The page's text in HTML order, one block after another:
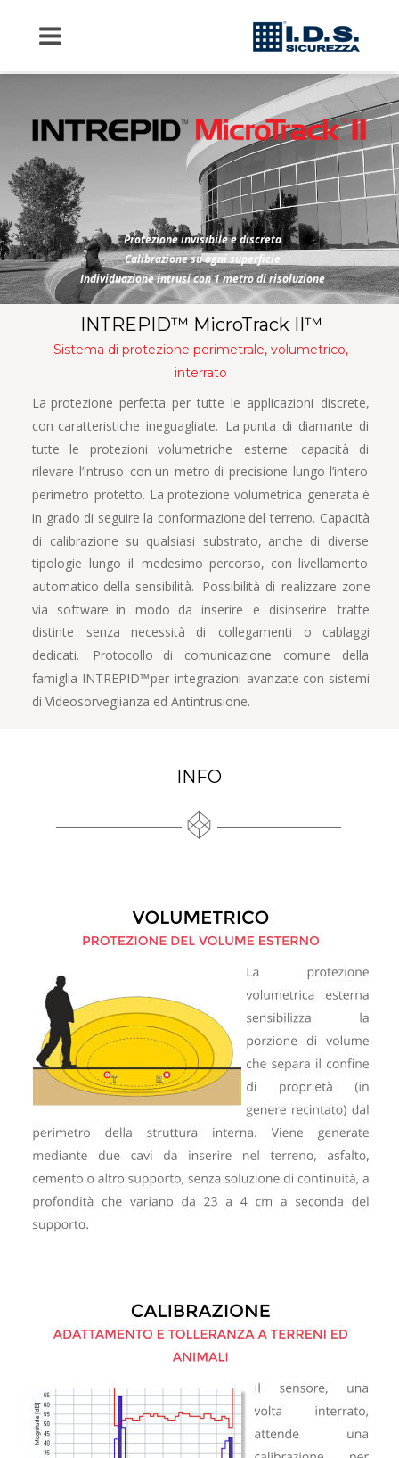
INTREPID™ MicroTrack II™
Sistema di protezione perimetrale, volumetrico,
interrato
La protezione perfetta per tutte le applicazioni discrete,
con caratteristiche ineguagliate. La punta di diamante di
tutte le protezioni volumetriche esterne: capacità di
rilevare l’intruso con un metro di precisione lungo l’intero
perimetro protetto. La protezione volumetrica generata è
in grado di seguire la conformazione del terreno. Capacità
di calibrazione su qualsiasi substrato, anche di diverse
tipologie lungo il medesimo percorso, con livellamento
automatico della sensibilità. Possibilità di realizzare zone
via software in modo da inserire e disinserire tratte
distinte senza necessità di collegamenti o cablaggi
dedicati. Protocollo di comunicazione comune della
famiglia INTREPID™ per integrazioni avanzate con sistemi
di Videosorveglianza ed Antintrusione.
INFO
Protezione invisibile e discreta
Calibrazione su ogni superficie
Individuazione intrusi con 1 metro di risoluzione